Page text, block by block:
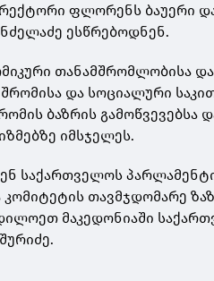
ფლორენს ბაუერი
ესწრებოდნენ.
თანამშრომლობისა და
შრომისა და სოციალური
ბაზრის გამოწვევებსა
იმსჯელეს.
საქართველოს
თავმჯდომარე
მაკედონიაში